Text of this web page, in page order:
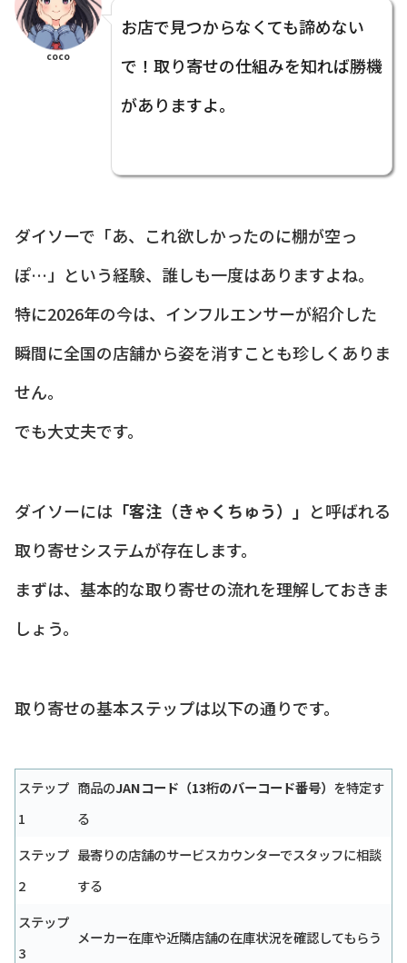
coco
お店で見つからなくても諦めない
で！取り寄せの仕組みを知れば勝機
がありますよ。
ダイソーで「あ、これ欲しかったのに棚が空っ
ぽ…」という経験、誰しも一度はありますよね。
特に2026年の今は、インフルエンサーが紹介した
瞬間に全国の店舗から姿を消すことも珍しくありま
せん。
でも大丈夫です。
ダイソーには 「客注（きゃくちゅう）」 と呼ばれる
取り寄せシステムが存在します。
まずは、基本的な取り寄せの流れを理解しておきま
しょう。
取り寄せの基本ステップは以下の通りです。
ステップ
1
商品のJANコード（13桁のバーコード番号） を特定す
る
ステップ
2
最寄りの店舗のサービスカウンターでスタッフに相談
する
ステップ
3
メーカー在庫や近隣店舗の在庫状況を確認してもらう